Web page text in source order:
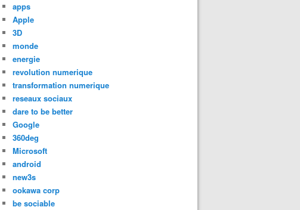
apps
Apple
3D
monde
energie
revolution numerique
transformation numerique
reseaux sociaux
dare to be better
Google
360deg
Microsoft
android
new3s
ookawa corp
be sociable